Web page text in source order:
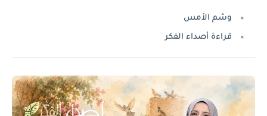
وشم الأمس
قراءة أصداء الفكر